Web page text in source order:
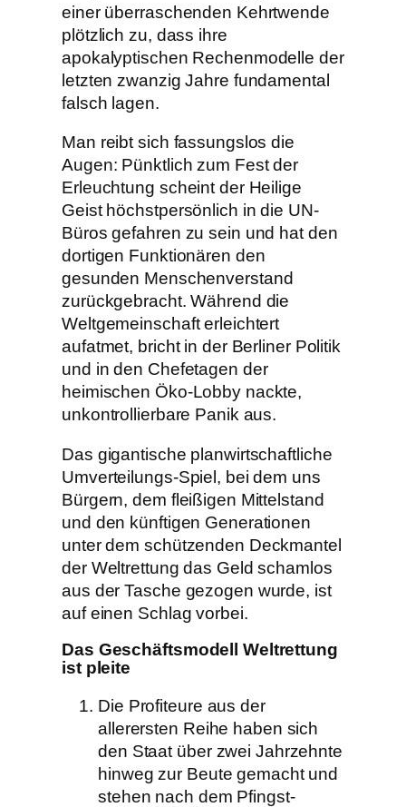
einer überraschenden Kehrtwende
plötzlich zu, dass ihre
apokalyptischen Rechenmodelle der
letzten zwanzig Jahre fundamental
falsch lagen.
Man reibt sich fassungslos die
Augen: Pünktlich zum Fest der
Erleuchtung scheint der Heilige
Geist höchstpersönlich in die UN-
Büros gefahren zu sein und hat den
dortigen Funktionären den
gesunden Menschenverstand
zurückgebracht. Während die
Weltgemeinschaft erleichtert
aufatmet, bricht in der Berliner Politik
und in den Chefetagen der
heimischen Öko-Lobby nackte,
unkontrollierbare Panik aus.
Das gigantische planwirtschaftliche
Umverteilungs-Spiel, bei dem uns
Bürgern, dem fleißigen Mittelstand
und den künftigen Generationen
unter dem schützenden Deckmantel
der Weltrettung das Geld schamlos
aus der Tasche gezogen wurde, ist
auf einen Schlag vorbei.
Das Geschäftsmodell Weltrettung
ist pleite
Die Profiteure aus der
allerersten Reihe haben sich
den Staat über zwei Jahrzehnte
hinweg zur Beute gemacht und
stehen nach dem Pfingst-